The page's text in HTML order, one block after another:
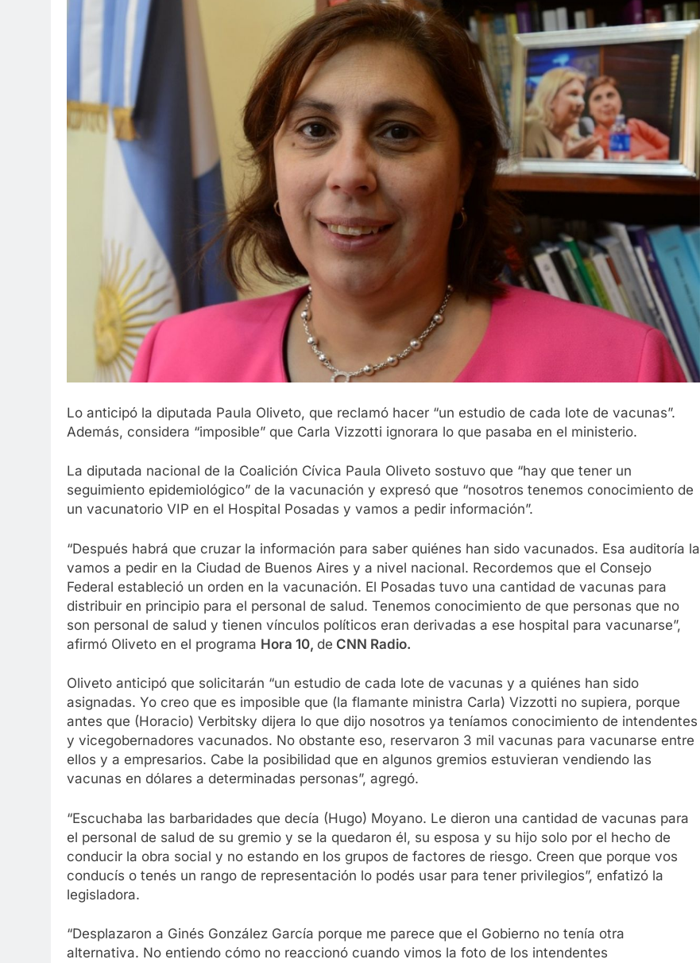
Lo anticipó la diputada Paula Oliveto, que reclamó hacer “un estudio de cada lote de vacunas”.
Además, considera “imposible” que Carla Vizzotti ignorara lo que pasaba en el ministerio.
La diputada nacional de la Coalición Cívica Paula Oliveto sostuvo que “hay que tener un
seguimiento epidemiológico” de la vacunación y expresó que “nosotros tenemos conocimiento de
un vacunatorio VIP en el Hospital Posadas y vamos a pedir información”.
“Después habrá que cruzar la información para saber quiénes han sido vacunados. Esa auditoría la
vamos a pedir en la Ciudad de Buenos Aires y a nivel nacional. Recordemos que el Consejo
Federal estableció un orden en la vacunación. El Posadas tuvo una cantidad de vacunas para
distribuir en principio para el personal de salud. Tenemos conocimiento de que personas que no
son personal de salud y tienen vínculos políticos eran derivadas a ese hospital para vacunarse”,
afirmó Oliveto en el programa Hora 10, de CNN Radio.
Oliveto anticipó que solicitarán “un estudio de cada lote de vacunas y a quiénes han sido
asignadas. Yo creo que es imposible que (la flamante ministra Carla) Vizzotti no supiera, porque
antes que (Horacio) Verbitsky dijera lo que dijo nosotros ya teníamos conocimiento de intendentes
y vicegobernadores vacunados. No obstante eso, reservaron 3 mil vacunas para vacunarse entre
ellos y a empresarios. Cabe la posibilidad que en algunos gremios estuvieran vendiendo las
vacunas en dólares a determinadas personas”, agregó.
“Escuchaba las barbaridades que decía (Hugo) Moyano. Le dieron una cantidad de vacunas para
el personal de salud de su gremio y se la quedaron él, su esposa y su hijo solo por el hecho de
conducir la obra social y no estando en los grupos de factores de riesgo. Creen que porque vos
conducís o tenés un rango de representación lo podés usar para tener privilegios”, enfatizó la
legisladora.
“Desplazaron a Ginés González García porque me parece que el Gobierno no tenía otra
alternativa. No entiendo cómo no reaccionó cuando vimos la foto de los intendentes